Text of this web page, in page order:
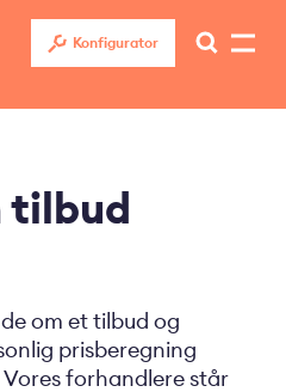
Konfigurator
tilbud
om et tilbud og
prisberegning
forhandlere står